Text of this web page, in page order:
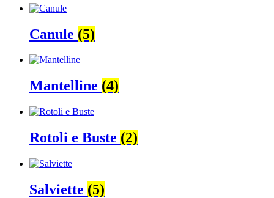
Canule (5)
Mantelline (4)
Rotoli e Buste (2)
Salviette (5)